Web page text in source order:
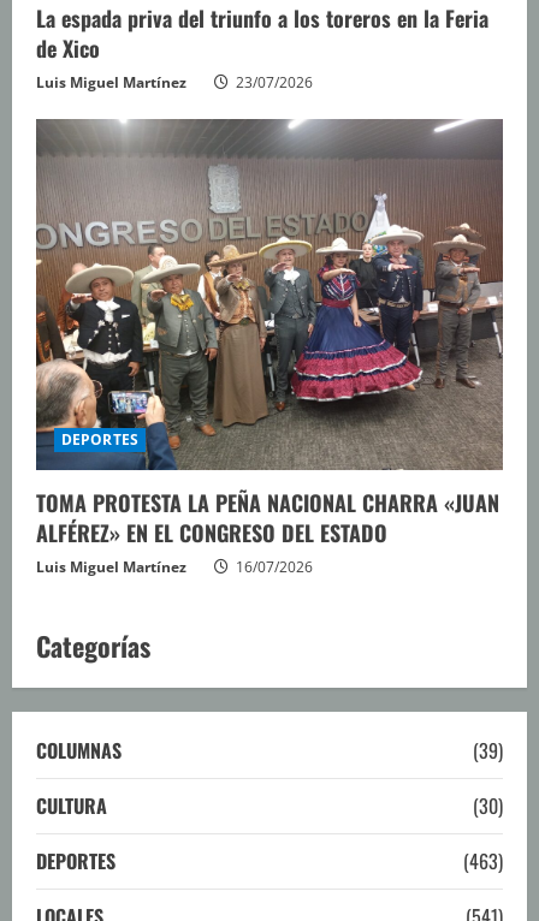
La espada priva del triunfo a los toreros en la Feria
de Xico
Luis Miguel Martínez 23/07/2026
DEPORTES
TOMA PROTESTA LA PEÑA NACIONAL CHARRA «JUAN
ALFÉREZ» EN EL CONGRESO DEL ESTADO
Luis Miguel Martínez 16/07/2026
Categorías
COLUMNAS
(39)
CULTURA
(30)
DEPORTES
(463)